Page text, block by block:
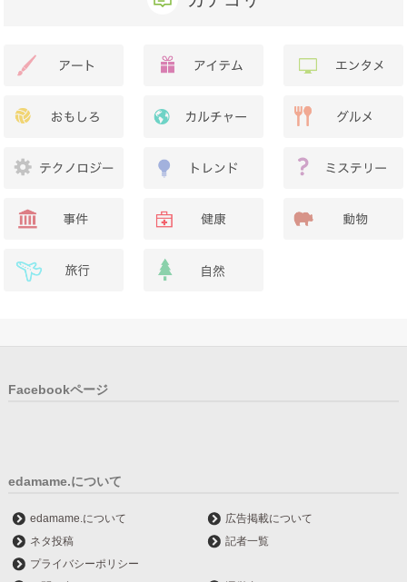
Facebookページ
edamame.について
edamame.について
広告掲載について
ネタ投稿
記者一覧
プライバシーポリシー